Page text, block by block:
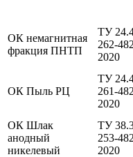
ОК немагнитная
фракция ПНТП
ТУ
262-
2020
ОК Пыль РЦ
ТУ
261-
2020
ОК Шлак
анодный
никелевый
ТУ
253-
2020